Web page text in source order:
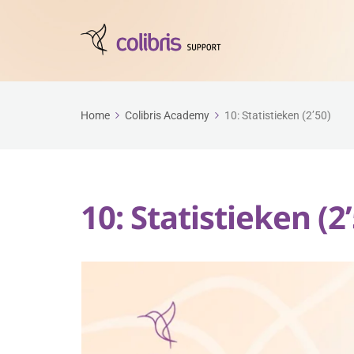
Home Colibris Academy 10: Statistieken (2’50)
10: Statistieken